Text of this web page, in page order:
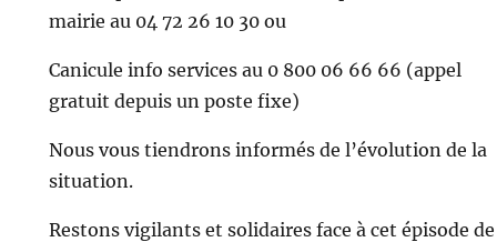
mairie au 04 72 26 10 30 ou
Canicule info services au 0 800 06 66 66 (appel
gratuit depuis un poste fixe)
Nous vous tiendrons informés de l’évolution de la
situation.
Restons vigilants et solidaires face à cet épisode de